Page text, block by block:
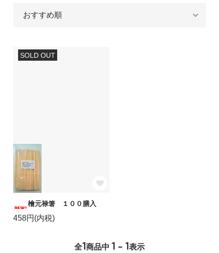
SOLD OUT
檜元禄箸 １００膳入
458円(内税)
全1商品中 1 - 1表示